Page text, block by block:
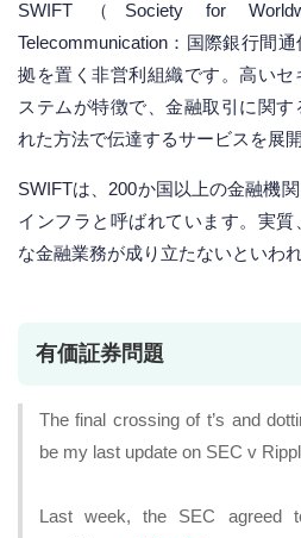
SWIFT（Society for
Telecommunication：国際銀行間
拠を置く非営利組織です。高い
ステムが特徴で、金融取引に関
れた方法で伝達するサービスを展
SWIFTは、200か国以上の金融機
インフラと呼ばれています。実
な金融業務が成り立たないといわ
有価証券問題
The final crossing of t’s and
be my last update on SEC v
Last week, the SEC agreed